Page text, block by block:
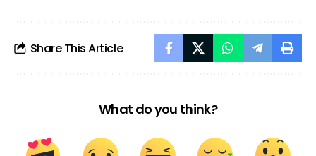
Share This Article
What do you think?